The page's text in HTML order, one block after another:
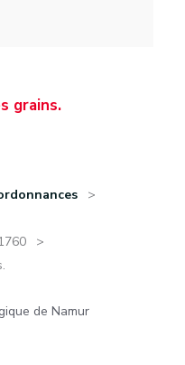
grains.
de Namur